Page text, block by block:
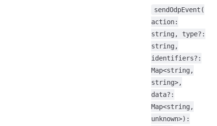
sendOdpEvent(
action:
string, type?:
string,
identifiers?:
Map<string,
string>,
data?:
Map<string,
unknown>):